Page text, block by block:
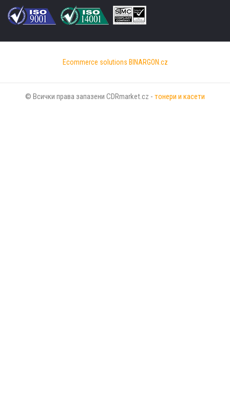
Ecommerce solutions BINARGON.cz
© Всички права запазени CDRmarket.cz - тонери и касети